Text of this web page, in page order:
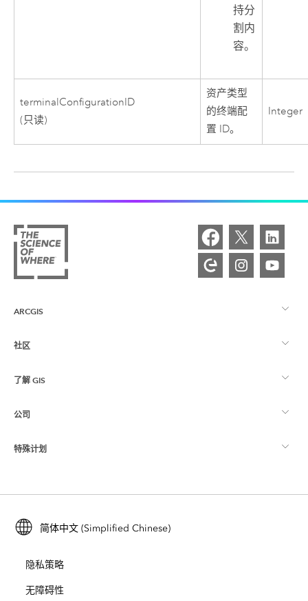
持分
割内
容。
terminalConfigurationID
(只读)
资产类型
的终端配
置 ID。
Integer
ARCGIS
ArcGIS 概览
制图
社区
Esri 社区
ArcGIS 博客
用户研究和测试
Esri 年轻专家关系网
了解 GIS
什么是 GIS？
位置智能
培训
ArcUser
ArcNews
公司
关于 Esri
招贤纳士
开放视野
特殊计划
ArcGIS for Student Use
保护
简体中文 (Simplified Chinese)
隐私策略
无障碍性